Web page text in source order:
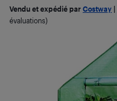
Vendu et expédié par Costway
évaluations)